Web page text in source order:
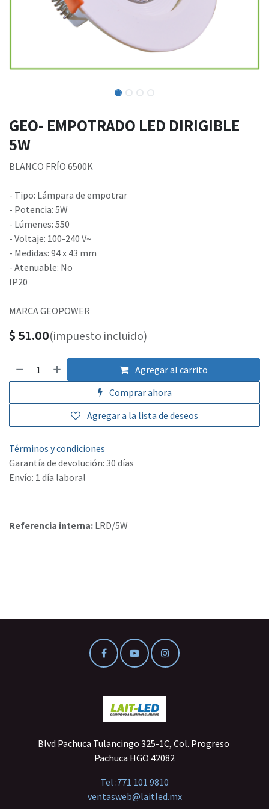
GEO- EMPOTRADO LED DIRIGIBLE
5W
BLANCO FRÍO 6500K
- Tipo: Lámpara de empotrar
- Potencia: 5W
- Lúmenes: 550
- Voltaje: 100-240 V~
- Medidas: 94 x 43 mm
- Atenuable: No
IP20
MARCA GEOPOWER
$ 51.00(impuesto incluido)
Agregar al carrito
Comprar ahora
Agregar a la lista de deseos
Términos y condiciones
Garantía de devolución: 30 días
Envío: 1 día laboral
Referencia interna: LRD/5W
Blvd Pachuca Tulancingo 325-1C, Col. Progreso
Pachuca HGO 42082
Tel :771 101 9810
ventasweb@laitled.mx